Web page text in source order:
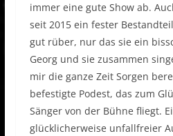
immer eine gute Show ab.
seit 2015 ein fester
gut rüber, nur das sie ein
Georg und sie zusammen
mir die ganze Zeit Sorgen
befestigte Podest, das zum
Sänger von der Bühne fliegt.
glücklicherweise unfallfreier